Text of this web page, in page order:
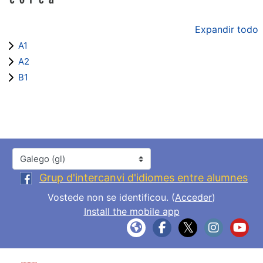
Expandir todo
A1
A2
B1
Idioma
Grup d'intercanvi d'idiomes entre alumnes
Vostede non se identificou. (Acceder)
Install the mobile app